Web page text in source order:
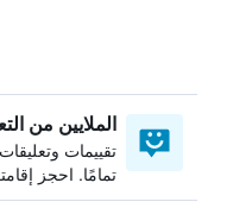
الملايين من
تقييمات
تمامًا. احجز